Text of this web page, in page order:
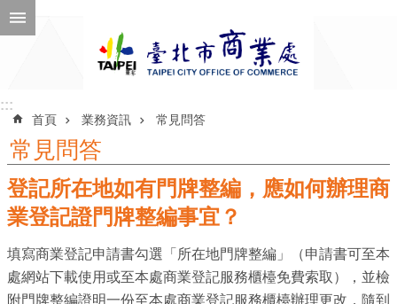
跳到主要內容區塊
公
告
息
機
::::::
首頁 業務資訊 常見問答
常見問答
登記所在地如有門牌整編，應如何辦理商
業登記證門牌整編事宜？
填寫商業登記申請書勾選「所在地門牌整編」（申請書可至本
處網站下載使用或至本處商業登記服務櫃檯免費索取），並檢
附門牌整編證明一份至本處商業登記服務櫃檯辦理更改，隨到